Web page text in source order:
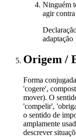
Ninguém
agir
adaptação
Origem /
Forma
'cogere',
mover). O
'compelir',
o sentido de
amplamente
descrever